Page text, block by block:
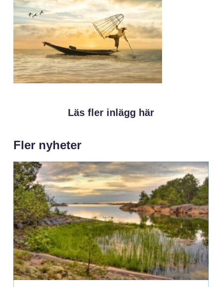
Läs fler inlägg här
Fler nyheter